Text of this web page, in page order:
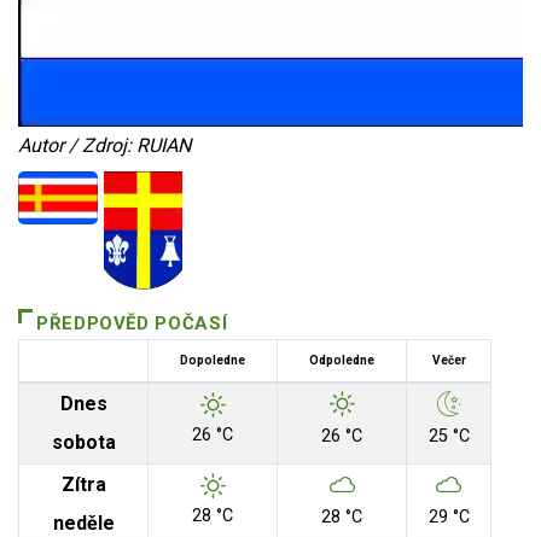
Autor / Zdroj: RUIAN
PŘEDPOVĚD POČASÍ
Dopoledne Odpoledne Večer
Dnes
sobota
26 °C 26 °C 25 °C
Zítra
neděle
28 °C 28 °C 29 °C